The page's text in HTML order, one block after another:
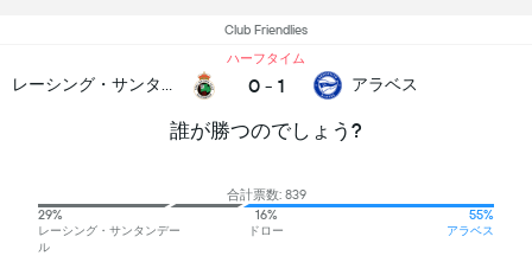
Club Friendlies
ハーフタイム
0 - 1 アラベス
誰が勝つのでしょう?
合計票数: 839
29%
レーシング・サンタンデー
ル
16%
ドロー
55%
アラベス